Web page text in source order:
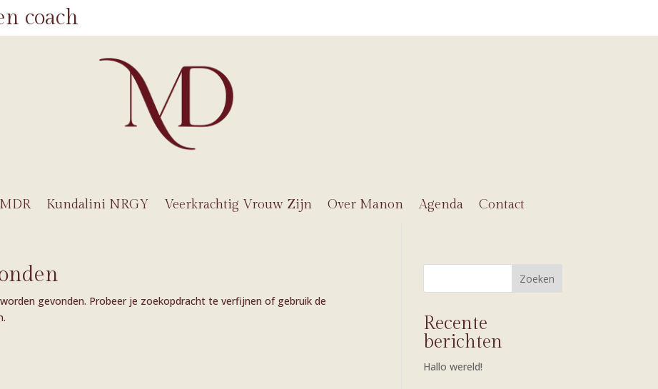
coach
Kundalini NRGY Veerkrachtig Vrouw Zijn Over Manon Agenda Contact
gevonden. Probeer je zoekopdracht te verfijnen of gebruik de
Zoeken
Recente
berichten
Hallo wereld!